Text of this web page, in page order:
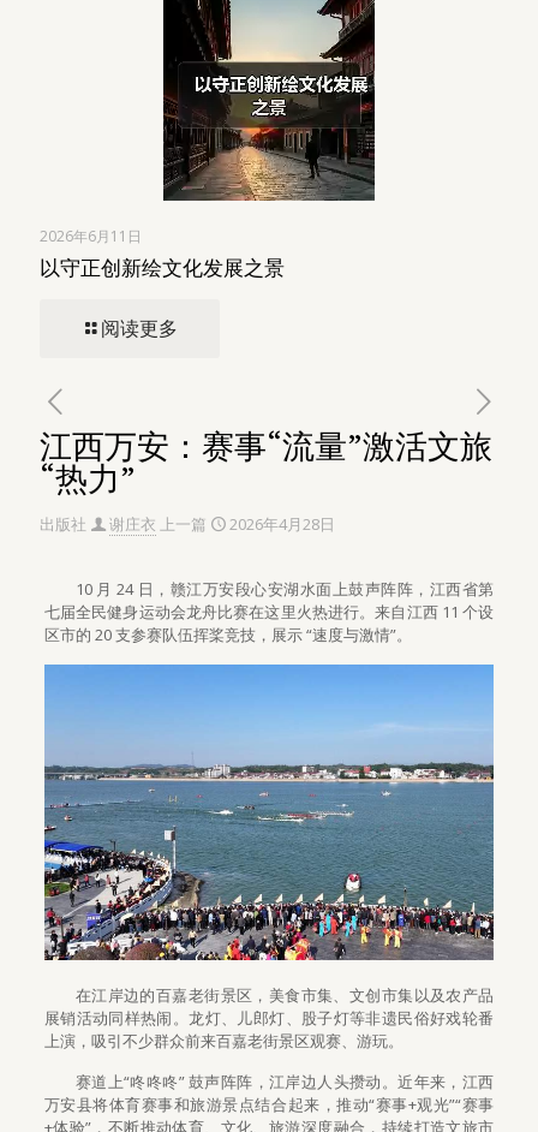
2026年6月11日
以守正创新绘文化发展之景
阅读更多
江西万安：赛事“流量”激活文旅
“热力”
出版社 谢庄衣 上一篇 2026年4月28日
10 月 24 日，赣江万安段心安湖水面上鼓声阵阵，江西省第
七届全民健身运动会龙舟比赛在这里火热进行。来自江西 11 个设
区市的 20 支参赛队伍挥桨竞技，展示 “速度与激情”。
在江岸边的百嘉老街景区，美食市集、文创市集以及农产品
展销活动同样热闹。龙灯、儿郎灯、股子灯等非遗民俗好戏轮番
上演，吸引不少群众前来百嘉老街景区观赛、游玩。
赛道上“咚咚咚” 鼓声阵阵，江岸边人头攒动。近年来，江西
万安县将体育赛事和旅游景点结合起来，推动“赛事+观光”“赛事